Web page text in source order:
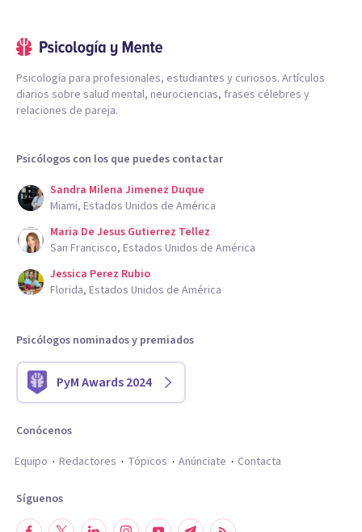
Psicología para profesionales, estudiantes y curiosos. Artículos
diarios sobre salud mental, neurociencias, frases célebres y
relaciones de pareja.
Psicólogos con los que puedes contactar
Sandra Milena Jimenez Duque
Miami, Estados Unidos de América
Maria De Jesus Gutierrez Tellez
San Francisco, Estados Unidos de América
Jessica Perez Rubio
Florida, Estados Unidos de América
Psicólogos nominados y premiados
PyM Awards 2024
Conócenos
Equipo
Redactores Tópicos Anúnciate Contacta
Síguenos